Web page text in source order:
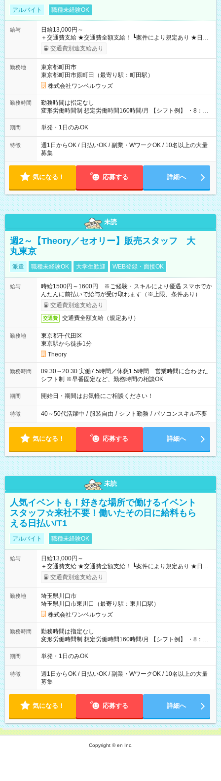
アルバイト 職種未経験OK
給与
日給13,000円～
＋交通費支給 ★交通費全額支給！ ┗案件により規定あり ★日払
いOK！（規定あり） ┗働いたその日に現金GET♪ お仕事後はコ
ンビニATMから 日払い分を引き落とせます！ 【試用期間】試
交通費別途支給あり
勤務地
東京都町田市
東京都町田市原町田（最寄り駅：町田駅）
株式会社ワンベルウッズ
勤務時間
勤務時間は指定なし
変形労働時間制 想定労働時間160時間/月 【シフト例】 ・8：00
～21：00
期間 単発・1日のみOK
特徴
週1日からOK / 日払いOK / 副業・WワークOK / 10名以上の大量
募集
気になる！ 応募する 詳細へ
未読
週2～【Theory／セオリー】販売スタッフ 大
丸東京
派遣 職種未経験OK 大学生歓迎 WEB登録・面接OK
給与
時給1500円～1600円 ※ご経験・スキルにより優遇 スマホでか
んたんに前払いで給与が受け取れます（※上限、条件あり）
交通費別途支給あり
交通費 交通費全額支給（規定あり）
勤務地
東京都千代田区
東京駅から徒歩1分
Theory
勤務時間
09:30～20:30 実働7.5時間／休憩1.5時間 営業時間に合わせた
シフト制 ※早番固定など、勤務時間の相談OK
期間 開始日・期間はお気軽にご相談ください！
特徴 40～50代活躍中 / 服装自由 / シフト勤務 / パソコンスキル不要
気になる！ 応募する 詳細へ
未読
人気イベントも！好きな場所で働けるイベント
スタッフ☆来社不要！働いたその日に給料もら
える日払い/T1
アルバイト 職種未経験OK
給与
日給13,000円～
＋交通費支給 ★交通費全額支給！ ┗案件により規定あり ★日払
いOK！（規定あり） ┗働いたその日に現金GET♪ お仕事後はコ
ンビニATMから 日払い分を引き落とせます！ 【試用期間】試
交通費別途支給あり
勤務地
埼玉県川口市
埼玉県川口市東川口（最寄り駅：東川口駅）
株式会社ワンベルウッズ
勤務時間
勤務時間は指定なし
変形労働時間制 想定労働時間160時間/月 【シフト例】 ・8：00
～21：00
期間 単発・1日のみOK
特徴
週1日からOK / 日払いOK / 副業・WワークOK / 10名以上の大量
募集
気になる！ 応募する 詳細へ
Copyright © en Inc.